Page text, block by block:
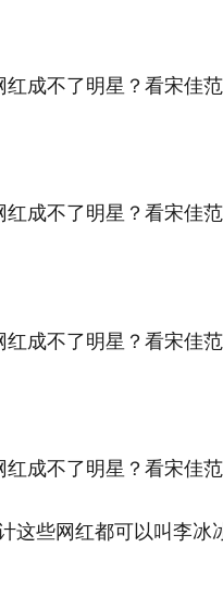
这些网红都可以叫李